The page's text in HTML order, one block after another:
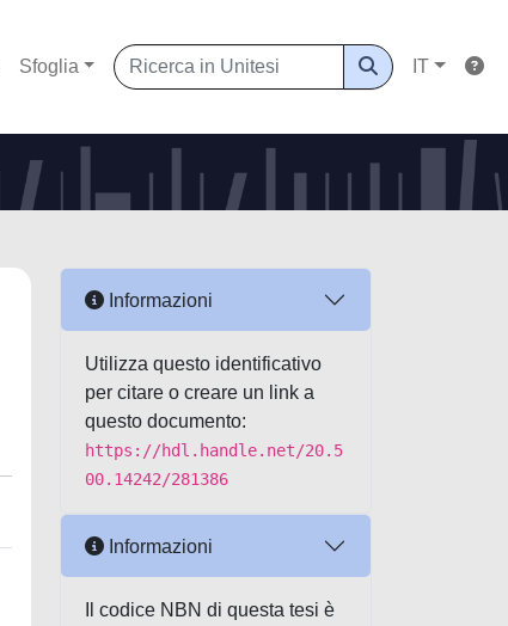
Sfoglia IT
Informazioni
Utilizza questo identificativo
per citare o creare un link a
questo documento:
https://hdl.handle.net/20.5
00.14242/281386
Informazioni
Il codice NBN di questa tesi è